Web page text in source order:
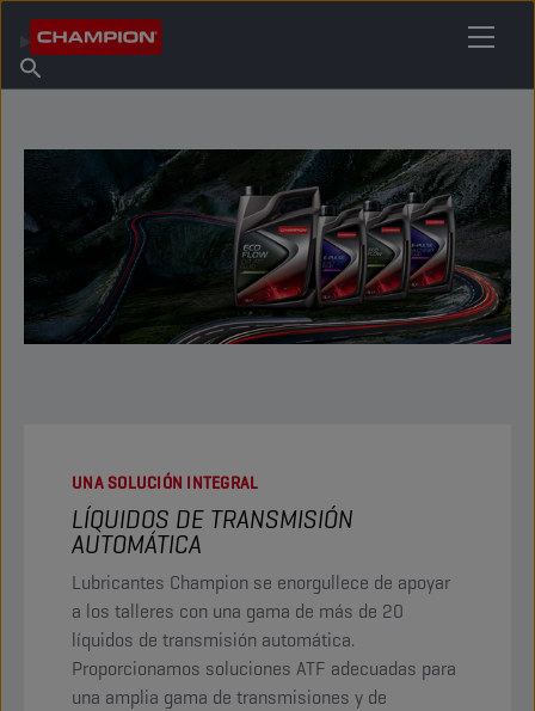
Acerca de champion
Encuentra un punto de venta
UNA SOLUCIÓN INTEGRAL
LÍQUIDOS DE TRANSMISIÓN
AUTOMÁTICA
Lubricantes Champion se enorgullece de apoyar
a los talleres con una gama de más de 20
líquidos de transmisión automática.
Proporcionamos soluciones ATF adecuadas para
una amplia gama de transmisiones y de